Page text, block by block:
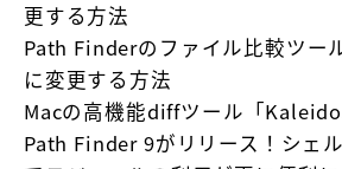
更する方法
Path Finderのファイル比較ツー
に変更する方法
Macの高機能diffツール「
Path Finder 9がリリース！シェ